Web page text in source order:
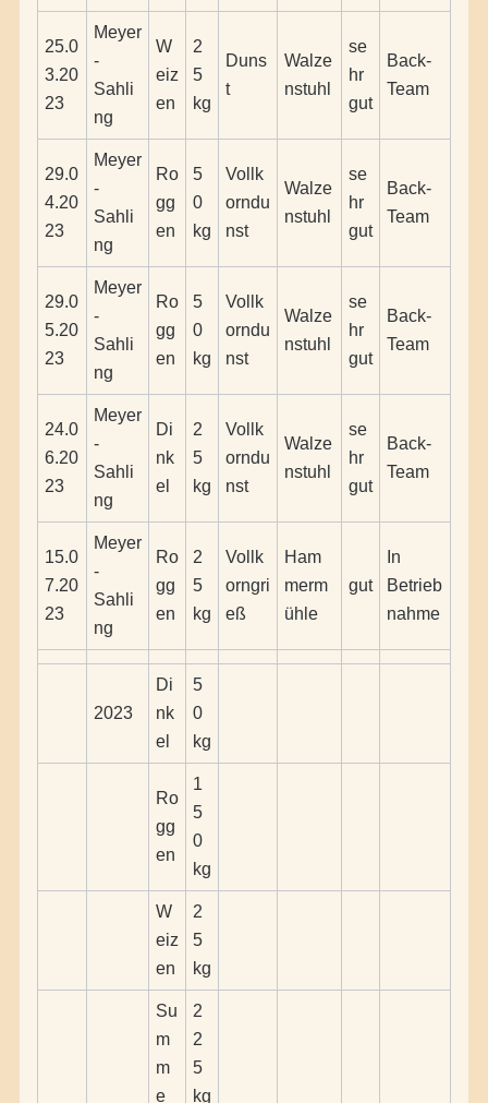
25.0
3.20
23
Meyer
-
Sahli
ng
W
eiz
en
2
5
kg
Duns
t
Walze
nstuhl
se
hr
gut
Back-
Team
29.0
4.20
23
Meyer
-
Sahli
ng
Ro
gg
en
5
0
kg
Vollk
orndu
nst
Walze
nstuhl
se
hr
gut
Back-
Team
29.0
5.20
23
Meyer
-
Sahli
ng
Ro
gg
en
5
0
kg
Vollk
orndu
nst
Walze
nstuhl
se
hr
gut
Back-
Team
24.0
6.20
23
Meyer
-
Sahli
ng
Di
nk
el
2
5
kg
Vollk
orndu
nst
Walze
nstuhl
se
hr
gut
Back-
Team
15.0
7.20
23
Meyer
-
Sahli
ng
Ro
gg
en
2
5
kg
Vollk
orngri
eß
Ham
merm
ühle
gut
In
Betrieb
nahme
2023
Di
nk
el
5
0
kg
Ro
gg
en
1
5
0
kg
W
eiz
en
2
5
kg
Su
m
m
e
2
2
5
kg